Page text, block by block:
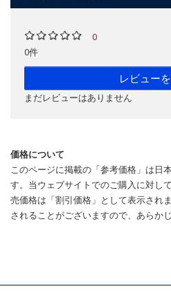
0
0件
レビュー
まだレビューはありません
価格について
このページに掲載の「参考価格」は日
す。当ウェブサイトでのご購入に対し
売価格は「割引価格」として表示され
されることがございますので、あらか